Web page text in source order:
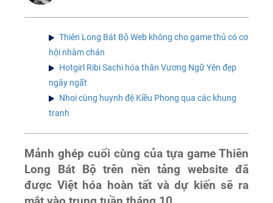
Thiên Long Bát Bộ Web không cho game thủ có cơ
hội nhàm chán
Hotgirl Ribi Sachi hóa thân Vương Ngữ Yên đẹp
ngây ngất
Nhoi cùng huynh đệ Kiều Phong qua các khung
tranh
Mảnh ghép cuối cùng của tựa game Thiên
Long Bát Bộ trên nền tảng website đã
được Việt hóa hoàn tất và dự kiến sẽ ra